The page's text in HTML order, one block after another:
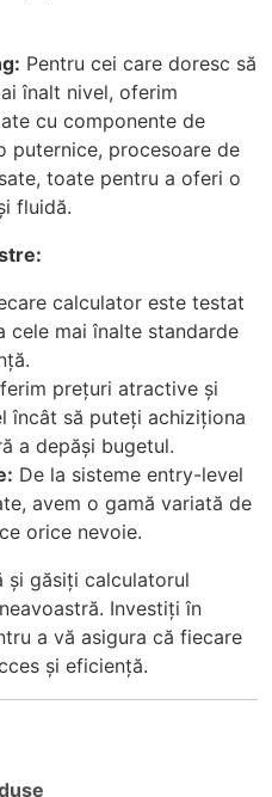
Pentru cei care doresc să
înalt nivel, oferim
cu componente de
puternice, procesoare de
toate pentru a oferi o
fluidă.
calculator este testat
cele mai înalte standarde
prețuri atractive și
încât să puteți achiziționa
a depăși bugetul.
De la sisteme entry-level
avem o gamă variată de
orice nevoie.
și găsiți calculatorul
Investiți în
a vă asigura că fiecare
și eficiență.